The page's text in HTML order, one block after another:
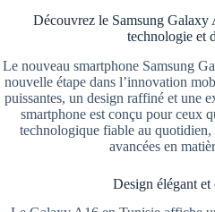
Découvrez le Samsung Galaxy
technologie et
Le nouveau smartphone Samsung
nouvelle étape dans l’innovation
puissantes, un design raffiné et une
smartphone est conçu pour ceux
technologique fiable au
avancées en
Design élégant